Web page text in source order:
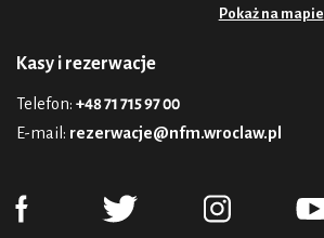
Pokaż na mapie
Kasy i rezerwacje
Telefon: +48 71 715 97 00
E-mail: rezerwacje@nfm.wroclaw.pl